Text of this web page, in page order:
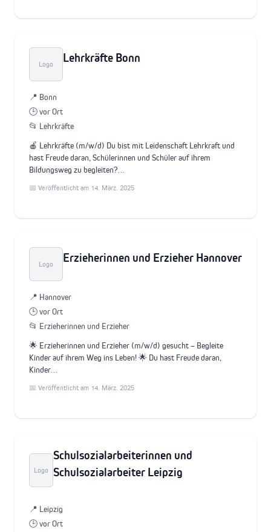
Logo Lehrkräfte Bonn
📍 Bonn
🕒 vor Ort
📂 Lehrkräfte
🍎 Lehrkräfte (m/w/d) Du bist mit Leidenschaft Lehrkraft und
hast Freude daran, Schülerinnen und Schüler auf ihrem
Bildungsweg zu begleiten?…
📅 Veröffentlicht am 14. März. 2025
Logo Erzieherinnen und Erzieher Hannover
📍 Hannover
🕒 vor Ort
📂 Erzieherinnen und Erzieher
🌟 Erzieherinnen und Erzieher (m/w/d) gesucht – Begleite
Kinder auf ihrem Weg ins Leben! 🌟 Du hast Freude daran,
Kinder…
📅 Veröffentlicht am 14. März. 2025
Logo
Schulsozialarbeiterinnen und
Schulsozialarbeiter Leipzig
📍 Leipzig
🕒 vor Ort